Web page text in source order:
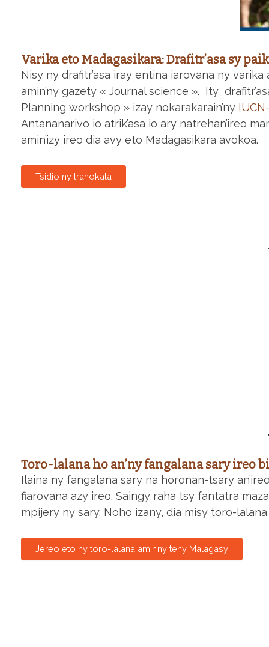
Varika eto Madagasikara: Drafitr’asa sy
Nisy ny drafitr’asa iray entina iarovana ny
amin’ny gazety « Journal science ». Ity
Planning workshop » izay nokarakarain’ny
Antananarivo io atrik’asa io ary natrehan’ireo
amin’izy ireo dia avy eto Madagasikara avokoa.
Tsidio ny tranokala
Toro-lalana ho an’ny fangalana sary ireo
Ilaina ny fangalana sary na horonan-tsary
fiarovana azy ireo. Saingy raha tsy fantatra
mpijery ny sary. Noho izany, dia misy toro-
Jereo eto ny toro-lalana amin’ny teny Malagasy